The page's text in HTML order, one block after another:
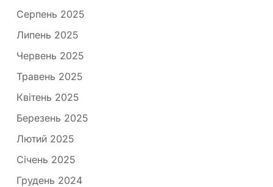
Серпень 2025
Липень 2025
Червень 2025
Травень 2025
Квітень 2025
Березень 2025
Лютий 2025
Січень 2025
Грудень 2024